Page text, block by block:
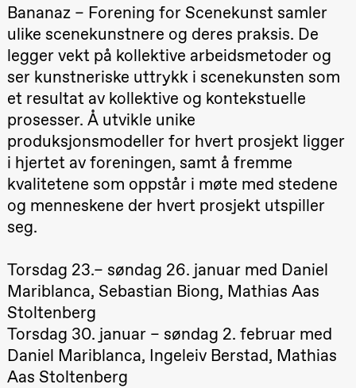
SUBJOYRIDE
Store scene
(Black Box
teater)
Lørdag 12. september
15.00
Yuri
Umemoto /​
Oslo
Sinfonietta /​
Ivar Furre
Aam
crypt_ –
Animeopera
av Yuri
19.00
Yuri
Umemoto /​
Oslo
Sinfonietta /​
Ivar Furre
Aam
crypt_ –
av Yuri
❶ Premiere
Pia Maria Roll og Mohamed
Mohamed
Male Fantasies
Bananaz – Forening for Scenekunst samler
ulike scenekunstnere og deres praksis. De
legger vekt på kollektive arbeidsmetoder og
ser kunstneriske uttrykk i scenekunsten som
et resultat av kollektive og kontekstuelle
prosesser. Å utvikle unike
produksjonsmodeller for hvert prosjekt ligger
i hjertet av foreningen, samt å fremme
kvalitetene som oppstår i møte med stedene
og menneskene der hvert prosjekt utspiller
seg.
Torsdag 23.– søndag 26. januar med Daniel
Mariblanca, Sebastian Biong, Mathias Aas
Stoltenberg
Torsdag 30. januar – søndag 2. februar med
Daniel Mariblanca, Ingeleiv Berstad, Mathias
Aas Stoltenberg